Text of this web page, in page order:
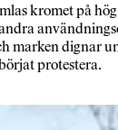
kromet på
marken dignar
protestera.